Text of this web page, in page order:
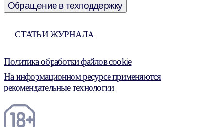
Обращение в техподдержку
СТАТЬИ ЖУРНАЛА
Политика обработки файлов cookie
На информационном ресурсе применяются
рекомендательные технологии